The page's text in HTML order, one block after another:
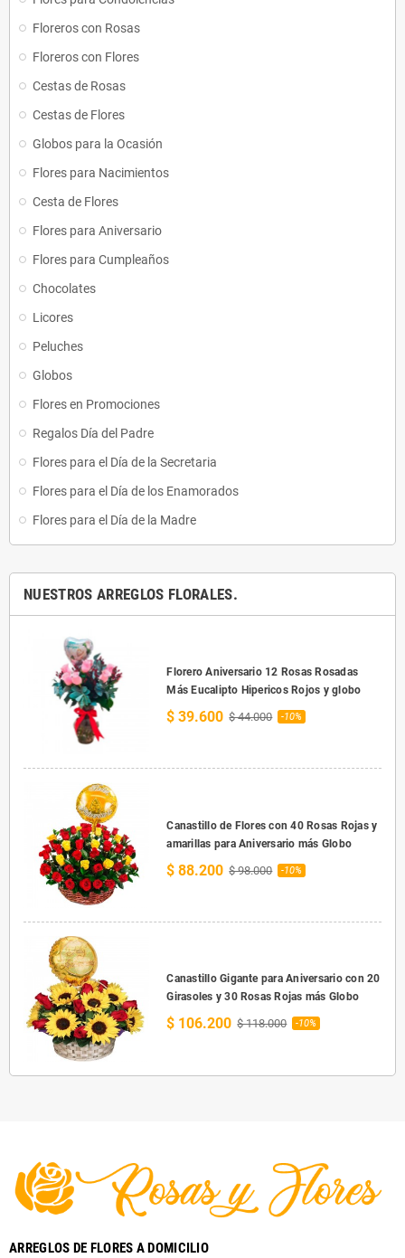
Floreros con Rosas
Floreros con Flores
Cestas de Rosas
Cestas de Flores
Globos para la Ocasión
Flores para Nacimientos
Cesta de Flores
Flores para Aniversario
Flores para Cumpleaños
Chocolates
Licores
Peluches
Globos
Flores en Promociones
Regalos Día del Padre
Flores para el Día de la Secretaria
Flores para el Día de los Enamorados
Flores para el Día de la Madre
NUESTROS ARREGLOS FLORALES.
Florero Aniversario 12 Rosas Rosadas
Más Eucalipto Hipericos Rojos y globo
$ 39.600 $ 44.000 -10%
Canastillo de Flores con 40 Rosas Rojas y
amarillas para Aniversario más Globo
$ 88.200 $ 98.000 -10%
Canastillo Gigante para Aniversario con 20
Girasoles y 30 Rosas Rojas más Globo
$ 106.200 $ 118.000 -10%
ARREGLOS DE FLORES A DOMICILIO